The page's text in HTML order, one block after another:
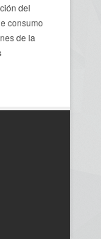
del
consumo
de la